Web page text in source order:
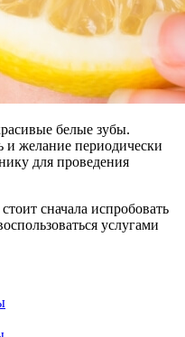
белые зубы.
и желание периодически
для проведения
сначала испробовать
услугами